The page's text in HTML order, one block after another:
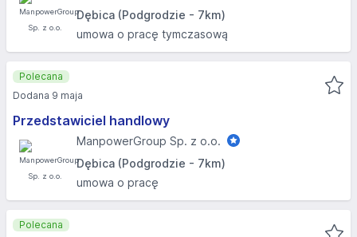
Dębica (Podgrodzie - 7km)
umowa o pracę tymczasową
Przedstawiciel handlowy
ManpowerGroup Sp. z o.o.
Dębica (Podgrodzie - 7km)
umowa o pracę
Polecana
Dodana 9 maja
Polecana